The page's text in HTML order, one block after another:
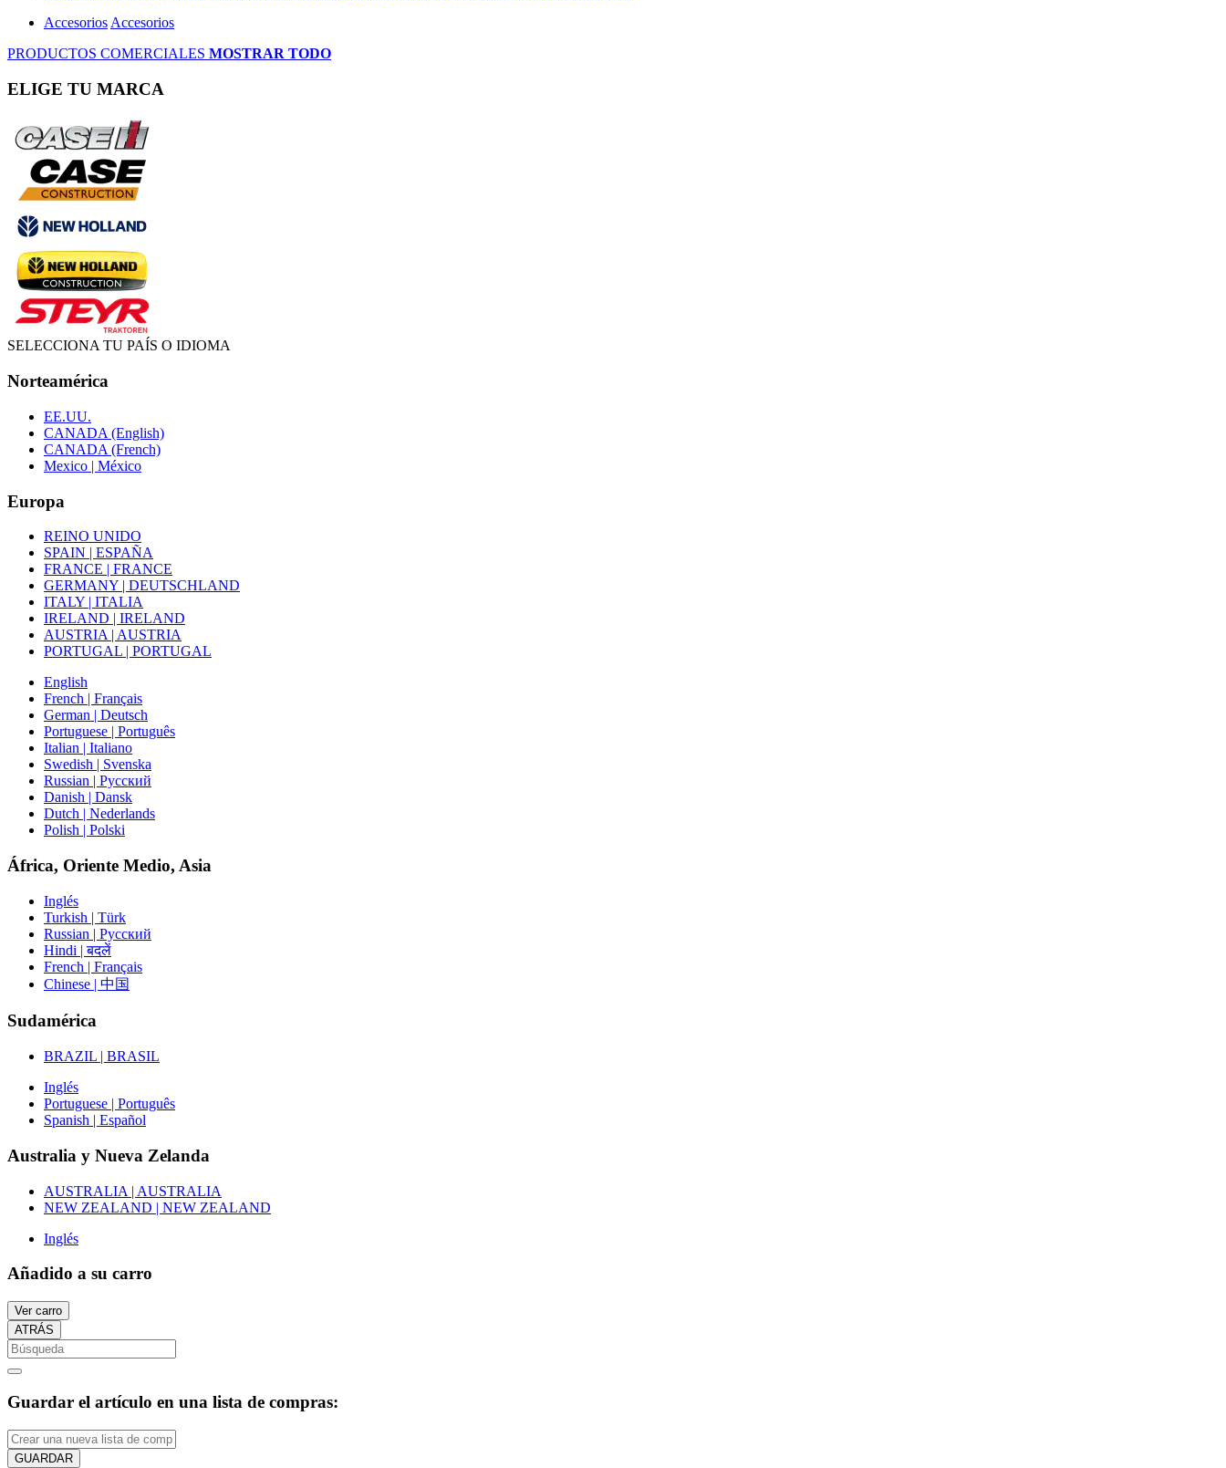
Accesorios Accesorios
PRODUCTOS COMERCIALES MOSTRAR TODO
ELIGE TU MARCA
SELECCIONA TU PAÍS O IDIOMA
Norteamérica
EE.UU.
CANADA (English)
CANADA (French)
Mexico | México
Europa
REINO UNIDO
SPAIN | ESPAÑA
FRANCE | FRANCE
GERMANY | DEUTSCHLAND
ITALY | ITALIA
IRELAND | IRELAND
AUSTRIA | AUSTRIA
PORTUGAL | PORTUGAL
English
French | Français
German | Deutsch
Portuguese | Português
Italian | Italiano
Swedish | Svenska
Russian | Русский
Danish | Dansk
Dutch | Nederlands
Polish | Polski
África, Oriente Medio, Asia
Inglés
Turkish | Türk
Russian | Русский
Hindi | बदलें
French | Français
Chinese | 中国
Sudamérica
BRAZIL | BRASIL
Inglés
Portuguese | Português
Spanish | Español
Australia y Nueva Zelanda
AUSTRALIA | AUSTRALIA
NEW ZEALAND | NEW ZEALAND
Inglés
Añadido a su carro
Ver carro
ATRÁS
Guardar el artículo en una lista de compras:
GUARDAR